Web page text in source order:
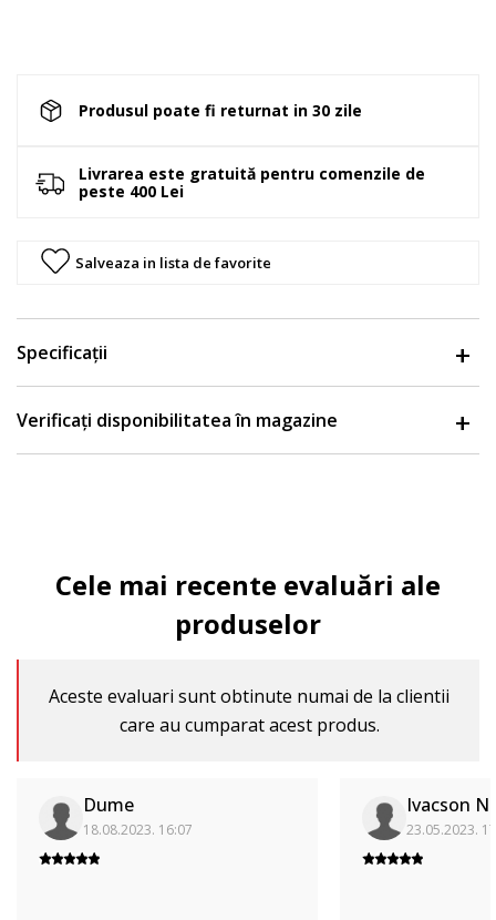
Produsul poate fi returnat in 30 zile
Livrarea este gratuită pentru comenzile de
peste 400 Lei
Salveaza in lista de favorite
Specificații
Verificați disponibilitatea în magazine
Cele mai recente evaluări ale
produselor
Aceste evaluari sunt obtinute numai de la clientii
care au cumparat acest produs.
Dume
18.08.2023. 16:07
Ivacson
23.05.2023.